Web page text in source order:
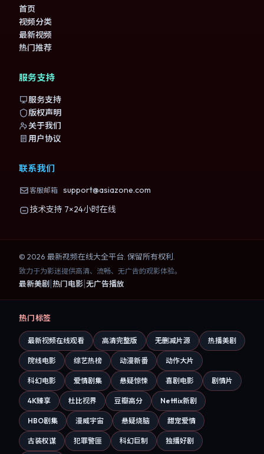
首页
视频分类
最新视频
热门推荐
服务支持
服务支持
版权声明
关于我们
用户协议
联系我们
客服邮箱 support@asiazone.com
技术支持 7×24小时在线
© 2026 最新视频在线大全平台. 保留所有权利.
致力于为影迷提供高清、流畅、无广告的观影体验。
最新美剧 |热门电影|无广告播放
热门标签
最新视频在线观看 高清完整版 无删减片源 热播美剧
院线电影 综艺热榜 动漫新番 动作大片
科幻电影 爱情剧集 悬疑惊悚 喜剧电影 剧情片
4K臻享 杜比视界 豆瓣高分 Netflix新剧
HBO剧集 漫威宇宙 悬疑烧脑 甜宠爱情
古装权谋 犯罪警匪 科幻巨制 独播好剧